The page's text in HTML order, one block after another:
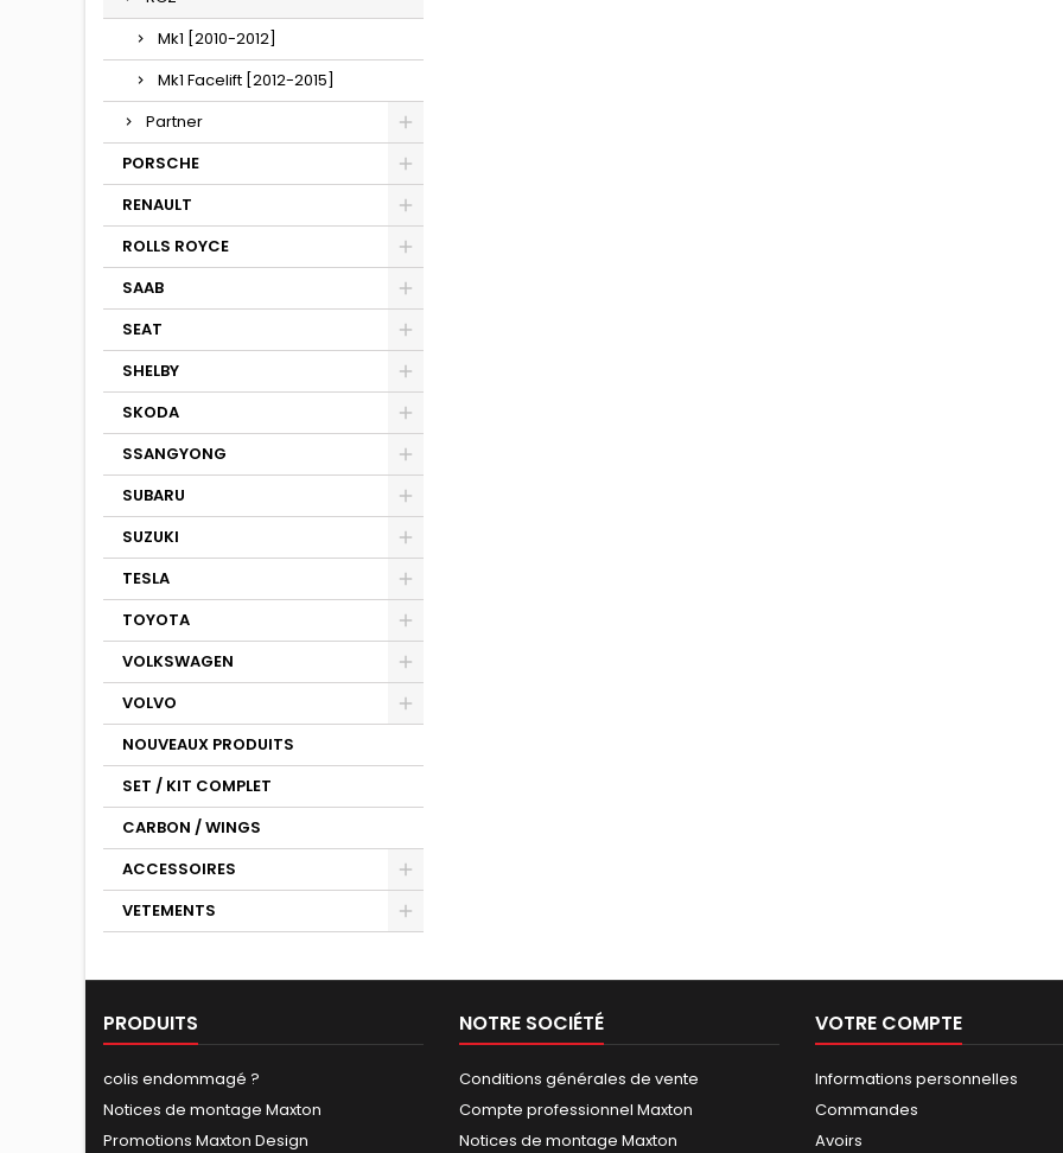
Mk1 [2010-2012]
Mk1 Facelift [2012-2015]
Partner
PORSCHE
RENAULT
ROLLS ROYCE
SAAB
SEAT
SHELBY
SKODA
SSANGYONG
SUBARU
SUZUKI
TESLA
TOYOTA
VOLKSWAGEN
VOLVO
NOUVEAUX PRODUITS
SET / KIT COMPLET
CARBON / WINGS
ACCESSOIRES
VETEMENTS
PRODUITS
colis endommagé ?
Notices de montage Maxton
Promotions Maxton Design
NOTRE SOCIÉTÉ
Conditions générales de vente
Compte professionnel Maxton
Notices de montage Maxton
VOTRE COMPTE
Informations personnelles
Commandes
Avoirs